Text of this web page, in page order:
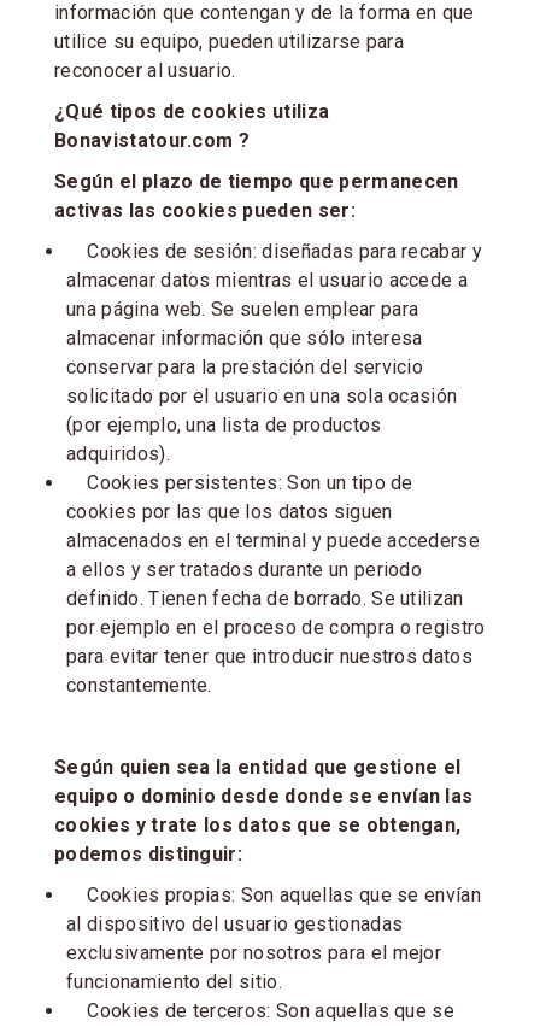
información que contengan y de la forma en que
utilice su equipo, pueden utilizarse para
reconocer al usuario.
¿Qué tipos de cookies utiliza
Bonavistatour.com ?
Según el plazo de tiempo que permanecen
activas las cookies pueden ser:
Cookies de sesión: diseñadas para recabar y
almacenar datos mientras el usuario accede a
una página web. Se suelen emplear para
almacenar información que sólo interesa
conservar para la prestación del servicio
solicitado por el usuario en una sola ocasión
(por ejemplo, una lista de productos
adquiridos).
Cookies persistentes: Son un tipo de
cookies por las que los datos siguen
almacenados en el terminal y puede accederse
a ellos y ser tratados durante un periodo
definido. Tienen fecha de borrado. Se utilizan
por ejemplo en el proceso de compra o registro
para evitar tener que introducir nuestros datos
constantemente.
Según quien sea la entidad que gestione el
equipo o dominio desde donde se envían las
cookies y trate los datos que se obtengan,
podemos distinguir:
Cookies propias: Son aquellas que se envían
al dispositivo del usuario gestionadas
exclusivamente por nosotros para el mejor
funcionamiento del sitio.
Cookies de terceros: Son aquellas que se